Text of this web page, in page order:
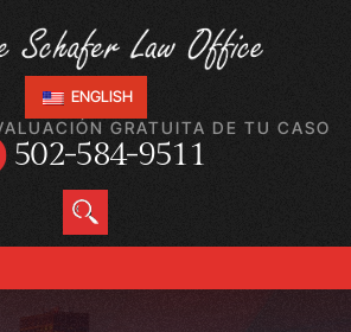
ENGLISH
GRATUITA DE TU CASO
502-584-9511